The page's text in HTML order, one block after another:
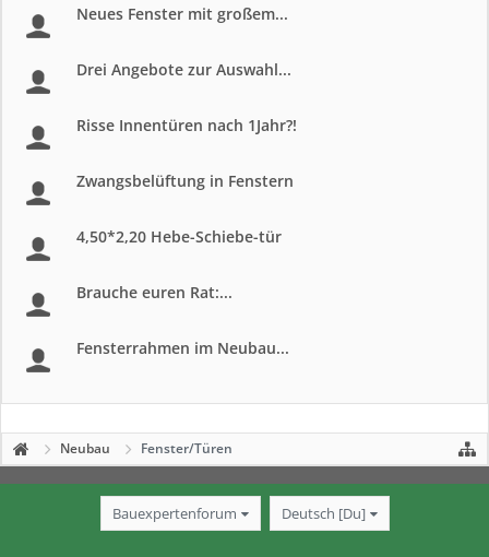
Neues Fenster mit großem...
Drei Angebote zur Auswahl...
Risse Innentüren nach 1Jahr?!
Zwangsbelüftung in Fenstern
4,50*2,20 Hebe-Schiebe-tür
Brauche euren Rat:...
Fensterrahmen im Neubau...
Neubau Fenster/Türen
Bauexpertenforum Deutsch [Du]